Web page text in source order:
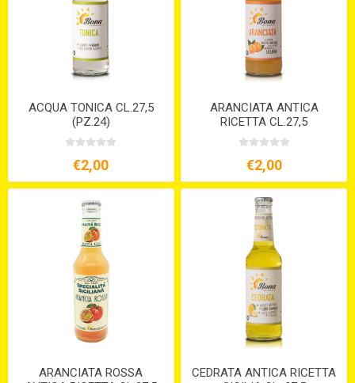
ACQUA TONICA CL.27,5
(PZ.24)
€2,00
ARANCIATA ANTICA
RICETTA CL.27,5
€2,00
ARANCIATA ROSSA
CEDRATA ANTICA RICETTA